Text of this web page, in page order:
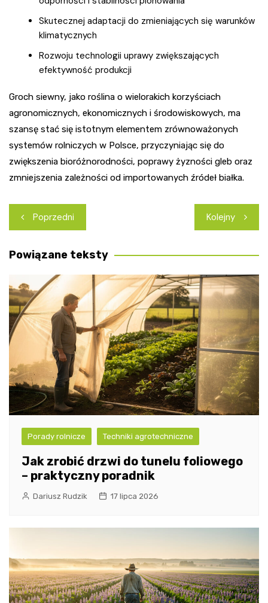
Skutecznej adaptacji do zmieniających się warunków
klimatycznych
Rozwoju technologii uprawy zwiększających
efektywność produkcji
Groch siewny, jako roślina o wielorakich korzyściach
agronomicznych, ekonomicznych i środowiskowych, ma
szansę stać się istotnym elementem zrównoważonych
systemów rolniczych w Polsce, przyczyniając się do
zwiększenia bioróżnorodności, poprawy żyzności gleb oraz
zmniejszenia zależności od importowanych źródeł białka.
Nawigacja
wpisu
Poprzedni Kolejny
Powiązane teksty
Porady rolnicze Techniki agrotechniczne
Jak zrobić drzwi do tunelu foliowego
– praktyczny poradnik
Dariusz Rudzik 17 lipca 2026